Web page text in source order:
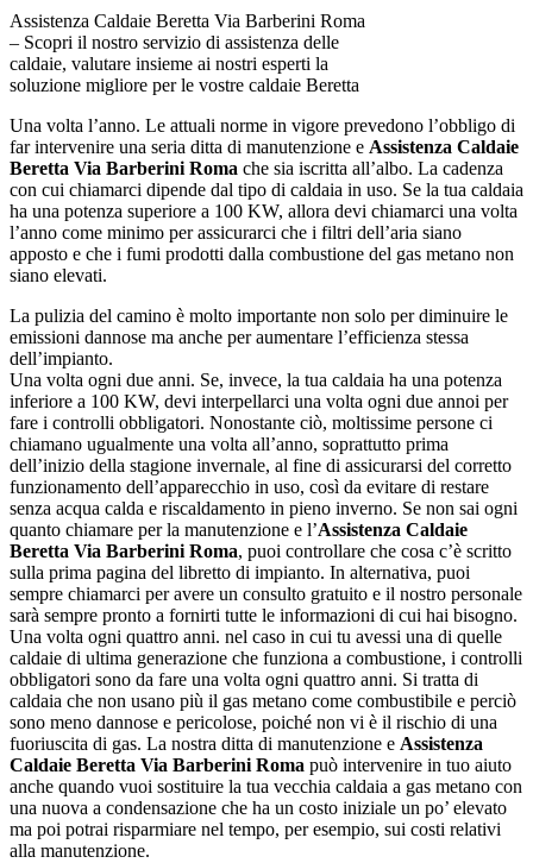
Assistenza Caldaie Beretta Via Barberini Roma
– Scopri il nostro servizio di assistenza delle
caldaie, valutare insieme ai nostri esperti la
soluzione migliore per le vostre caldaie Beretta
Una volta l’anno. Le attuali norme in vigore prevedono l’obbligo di
far intervenire una seria ditta di manutenzione e Assistenza Caldaie
Beretta Via Barberini Roma che sia iscritta all’albo. La cadenza
con cui chiamarci dipende dal tipo di caldaia in uso. Se la tua caldaia
ha una potenza superiore a 100 KW, allora devi chiamarci una volta
l’anno come minimo per assicurarci che i filtri dell’aria siano
apposto e che i fumi prodotti dalla combustione del gas metano non
siano elevati.
La pulizia del camino è molto importante non solo per diminuire le
emissioni dannose ma anche per aumentare l’efficienza stessa
dell’impianto.
Una volta ogni due anni. Se, invece, la tua caldaia ha una potenza
inferiore a 100 KW, devi interpellarci una volta ogni due annoi per
fare i controlli obbligatori. Nonostante ciò, moltissime persone ci
chiamano ugualmente una volta all’anno, soprattutto prima
dell’inizio della stagione invernale, al fine di assicurarsi del corretto
funzionamento dell’apparecchio in uso, così da evitare di restare
senza acqua calda e riscaldamento in pieno inverno. Se non sai ogni
quanto chiamare per la manutenzione e l’Assistenza Caldaie
Beretta Via Barberini Roma, puoi controllare che cosa c’è scritto
sulla prima pagina del libretto di impianto. In alternativa, puoi
sempre chiamarci per avere un consulto gratuito e il nostro personale
sarà sempre pronto a fornirti tutte le informazioni di cui hai bisogno.
Una volta ogni quattro anni. nel caso in cui tu avessi una di quelle
caldaie di ultima generazione che funziona a combustione, i controlli
obbligatori sono da fare una volta ogni quattro anni. Si tratta di
caldaia che non usano più il gas metano come combustibile e perciò
sono meno dannose e pericolose, poiché non vi è il rischio di una
fuoriuscita di gas. La nostra ditta di manutenzione e Assistenza
Caldaie Beretta Via Barberini Roma può intervenire in tuo aiuto
anche quando vuoi sostituire la tua vecchia caldaia a gas metano con
una nuova a condensazione che ha un costo iniziale un po’ elevato
ma poi potrai risparmiare nel tempo, per esempio, sui costi relativi
alla manutenzione.